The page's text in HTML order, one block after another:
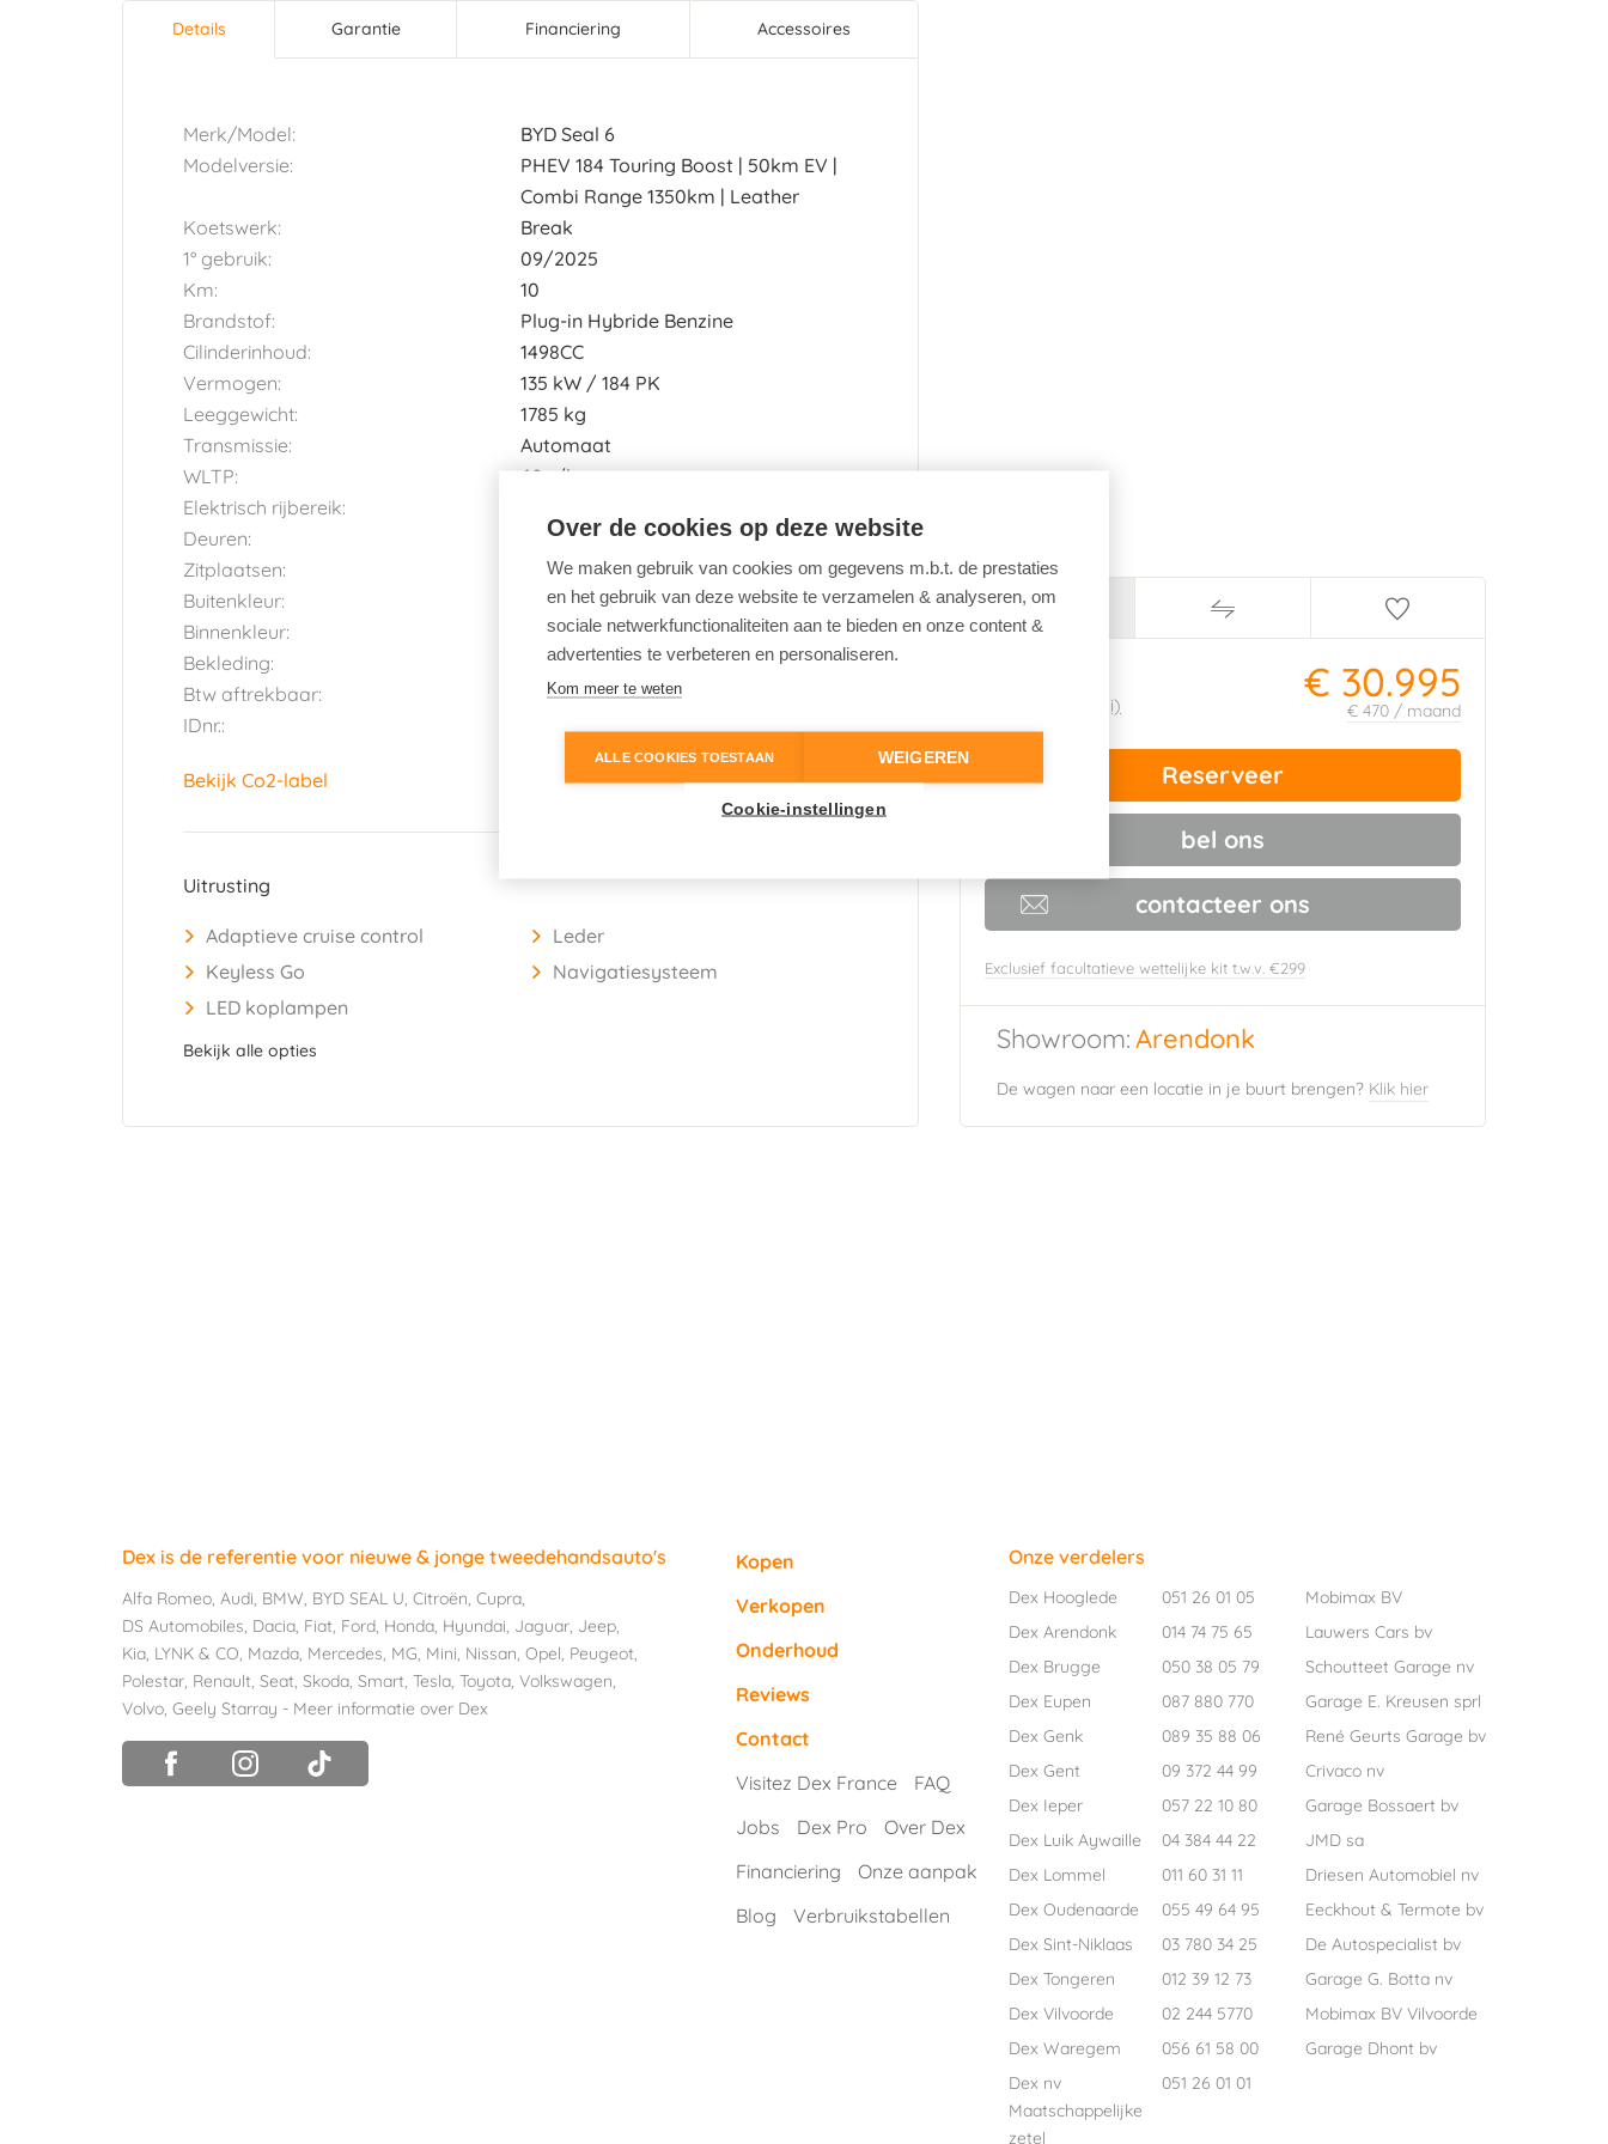
Horizontal tab group
Details
tabblad)
Garantie Financiering Accessoires
Merk/Model:
BYD Seal 6
Modelversie:
PHEV 184 Touring Boost | 50km EV |
Combi Range 1350km | Leather
Koetswerk:
Break
1° gebruik:
09/2025
Km:
10
Brandstof:
Plug-in Hybride Benzine
Cilinderinhoud:
1498CC
Vermogen:
135 kW 184 PK
Leeggewicht:
1785 kg
Transmissie:
Automaat
WLTP:
60g/km
Elektrisch rijbereik:
Deuren:
Zitplaatsen:
Buitenkleur:
Beige (Sandstone)
Binnenkleur:
Zwart
Bekleding:
Leder
Btw aftrekbaar:
IDnr.:
Bekijk Co2-label
Uitrusting
Adaptieve cruise control
Keyless Go
LED koplampen
Leder
Navigatiesysteem
Bekijk alle opties
€ 30.995
€ 470 / maand
(i)
Reserveer
bel ons
contacteer ons
Exclusief facultatieve wettelijke kit t.w.v. €299
Showroom:Arendonk
De wagen naar een locatie in je buurt brengen? Klik hier
Dex is de referentie voor nieuwe & jonge tweedehandsauto's
Alfa Romeo, Audi, BMW, BYD SEAL U, Citroën, Cupra,
DS Automobiles, Dacia, Fiat, Ford, Honda, Hyundai, Jaguar, Jeep,
Kia, LYNK & CO, Mazda, Mercedes, MG, Mini, Nissan, Opel, Peugeot,
Polestar, Renault, Seat, Skoda, Smart, Tesla, Toyota, Volkswagen,
Volvo, Geely Starray - Meer informatie over Dex
Kopen
Verkopen
Onderhoud
Reviews
Contact
Visitez Dex France
FAQ
Jobs
Dex Pro
Over Dex
Financiering
Onze aanpak
Blog
Verbruikstabellen
Onze verdelers
Dex Hooglede 051 26 01 05
Mobimax BV
Dex Arendonk
014 74 75 65
Lauwers Cars bv
Dex Brugge
050 38 05 79
Schoutteet Garage nv
Dex Eupen
087 880 770
Garage E. Kreusen sprl
Dex Genk
089 35 88 06
René Geurts Garage bv
Dex Gent
09 372 44 99
Crivaco nv
Dex Ieper
057 22 10 80
Garage Bossaert bv
Dex Luik Aywaille
04 384 44 22
JMD sa
Dex Lommel
011 60 31 11
Driesen Automobiel nv
Dex Oudenaarde
055 49 64 95
Eeckhout & Termote bv
Dex Sint-Niklaas
03 780 34 25
De Autospecialist bv
Dex Tongeren
012 39 12 73
Garage G. Botta nv
Dex Vilvoorde
02 244 5770
Mobimax BV Vilvoorde
Dex Waregem
056 61 58 00
Garage Dhont bv
Dex nv
Maatschappelijke
zetel
051 26 01 01
Over de cookies op deze website
We maken gebruik van cookies om gegevens m.b.t. de prestaties
en het gebruik van deze website te verzamelen & analyseren, om
sociale netwerkfunctionaliteiten aan te bieden en onze content &
advertenties te verbeteren en personaliseren.
Kom meer te weten
ALLE COOKIES TOESTAAN WEIGEREN
Cookie-instellingen